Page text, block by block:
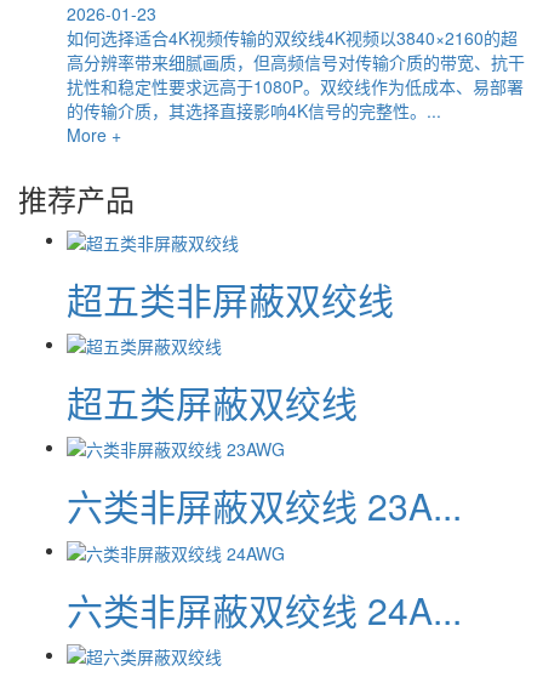
2026-01-23
如何选择适合4K视频传输的双绞线4K视频以3840×2160的超
高分辨率带来细腻画质，但高频信号对传输介质的带宽、抗干
扰性和稳定性要求远高于1080P。双绞线作为低成本、易部署
的传输介质，其选择直接影响4K信号的完整性。...
More +
推荐产品
超五类非屏蔽双绞线
超五类屏蔽双绞线
六类非屏蔽双绞线 23A...
六类非屏蔽双绞线 24A...